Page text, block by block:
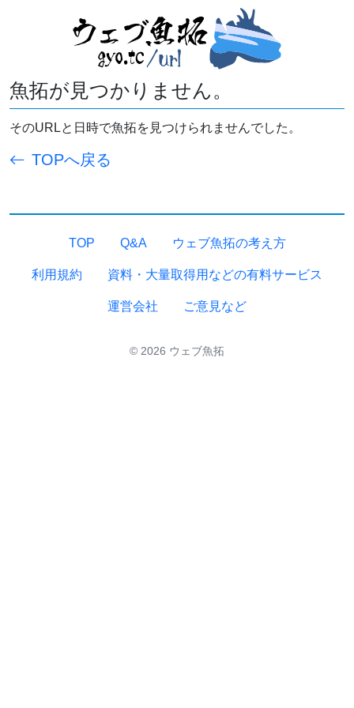
魚拓が見つかりません。
そのURLと日時で魚拓を見つけられませんでした。
TOPへ戻る
TOP Q&A ウェブ魚拓の考え方
利用規約 資料・大量取得用などの有料サービス
運営会社 ご意見など
© 2026 ウェブ魚拓